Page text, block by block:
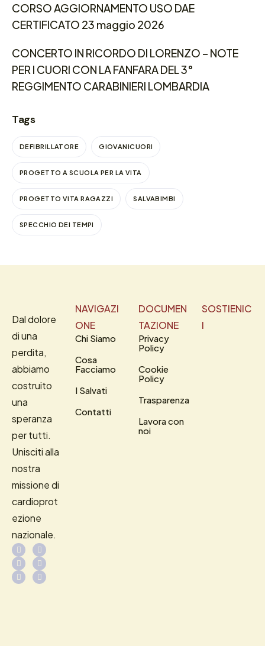
CORSO AGGIORNAMENTO USO DAE
CERTIFICATO 23 maggio 2026
CONCERTO IN RICORDO DI LORENZO – NOTE
PER I CUORI CON LA FANFARA DEL 3°
REGGIMENTO CARABINIERI LOMBARDIA
Tags
DEFIBRILLATORE GIOVANICUORI
PROGETTO A SCUOLA PER LA VITA
PROGETTO VITA RAGAZZI SALVABIMBI
SPECCHIO DEI TEMPI
Dal dolore
di una
perdita,
abbiamo
costruito
una
speranza
per tutti.
Unisciti alla
nostra
missione di
cardioprot
ezione
nazionale.
NAVIGAZI
ONE
Chi Siamo
Cosa
Facciamo
I Salvati
Contatti
DOCUMEN
TAZIONE
Privacy
Policy
Cookie
Policy
Trasparenza
Lavora con
noi
SOSTIENIC
I